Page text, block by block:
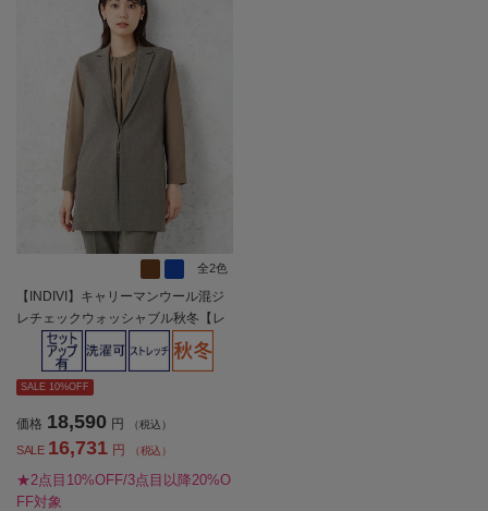
全2色
【INDIVI】キャリーマンウール混ジ
レチェックウォッシャブル秋冬【レ
ディース】
SALE 10%OFF
価格 18,590 円 （税込）
SALE 16,731 円 （税込）
★2点目10%OFF/3点目以降20%O
FF対象